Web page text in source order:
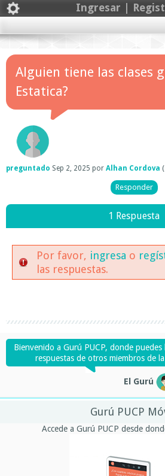
Ingresar |
Alguien tiene las clases
Estatica?
preguntado Sep 2, 2025 por Alhan Cordova (
1 Respuesta
Por favor, ingresa o
las respuestas.
Bienvenido a Gurú PUCP, donde
respuestas de otros miembros de
El Gurú
Gurú PUCP
Accede a Gurú PUCP desde